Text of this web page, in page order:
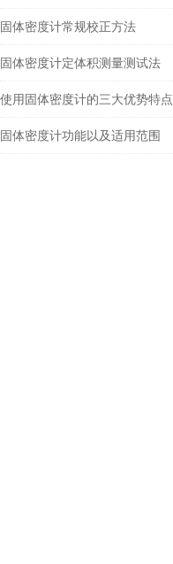
固体密度计常规校正方法
固体密度计定体积测量测试法
使用固体密度计的三大优势特点
固体密度计功能以及适用范围